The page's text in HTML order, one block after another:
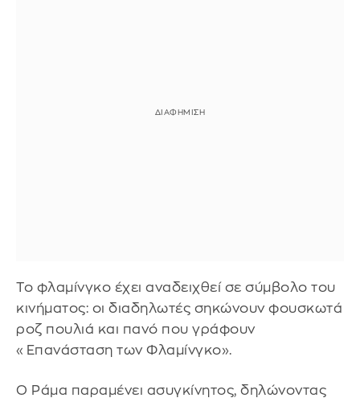
Το φλαμίνγκο έχει αναδειχθεί σε σύμβολο του
κινήματος: οι διαδηλωτές σηκώνουν φουσκωτά
ροζ πουλιά και πανό που γράφουν
«Επανάσταση των Φλαμίνγκο».
Ο Ράμα παραμένει ασυγκίνητος, δηλώνοντας